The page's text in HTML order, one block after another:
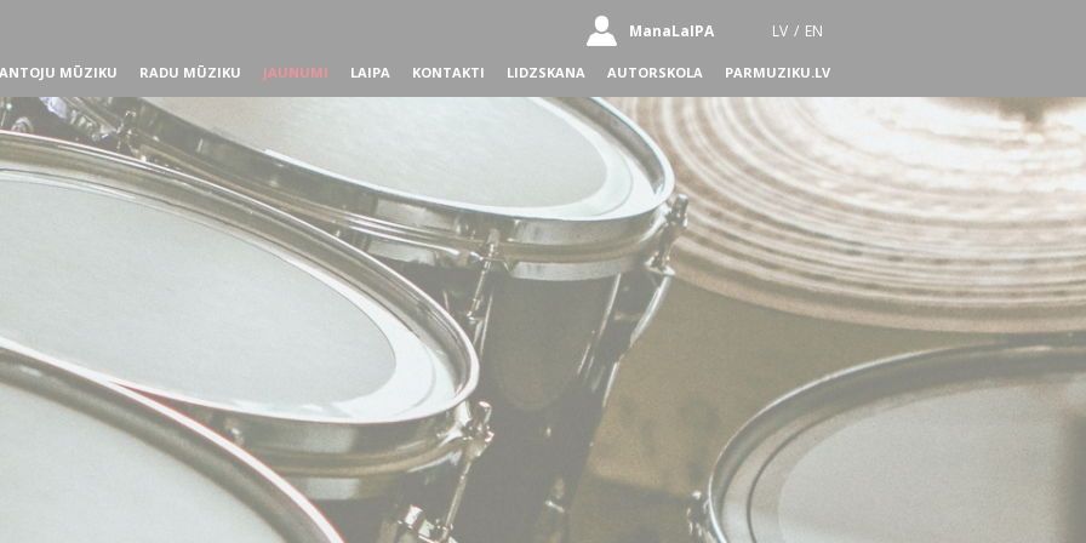
ManaLaIPA LV / EN
MŪZIKU RADU MŪZIKU JAUNUMI LAIPA KONTAKTI LIDZSKANA AUTORSKOLA PARMUZIKU.LV